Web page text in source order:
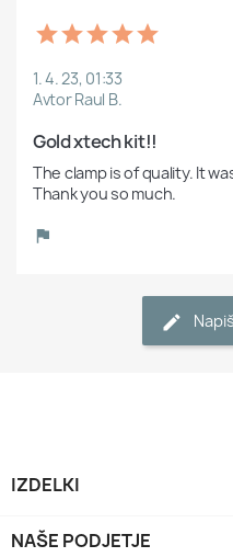
1. 4. 23, 01:33
Avtor Raul B.
Gold xtech kit!!
The clamp is of quality. It
IZDELKI
NAŠE PODJETJE